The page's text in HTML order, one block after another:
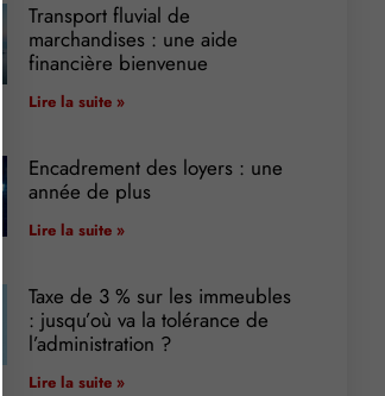
Transport fluvial de
marchandises : une aide
financière bienvenue
Lire la suite »
Encadrement des loyers : une
année de plus
Lire la suite »
Taxe de 3 % sur les immeubles
: jusqu’où va la tolérance de
l’administration ?
Lire la suite »